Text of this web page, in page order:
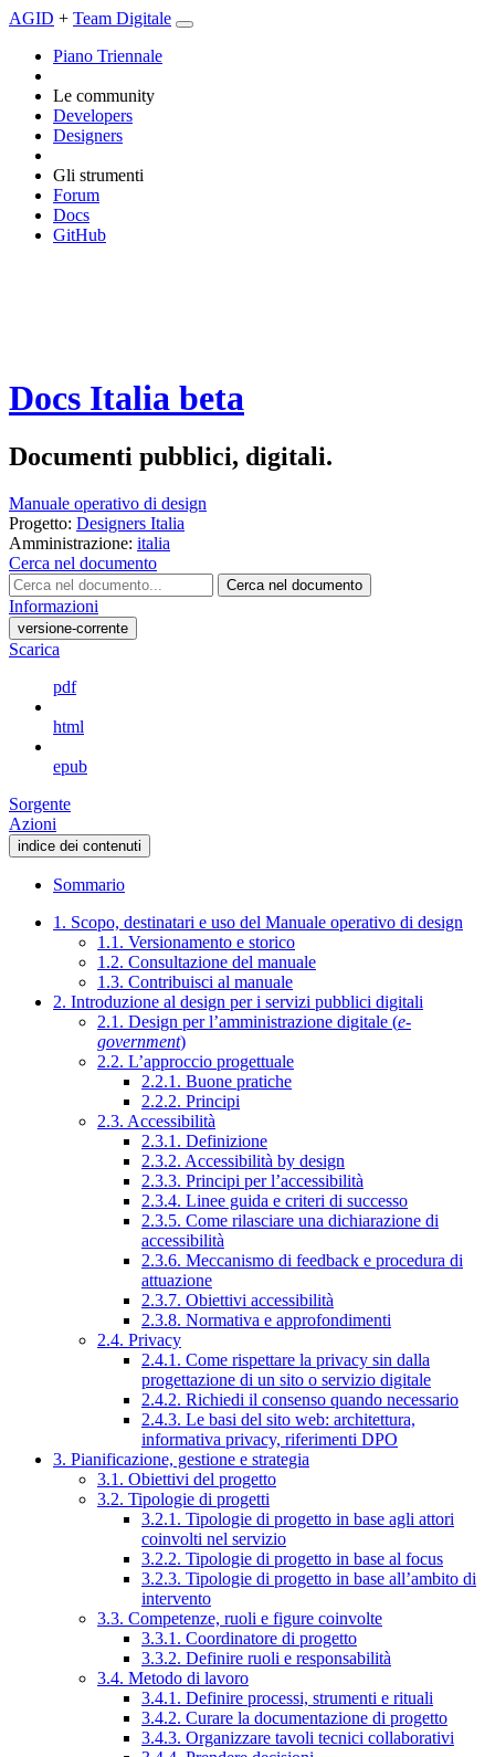
AGID + Team Digitale
Piano Triennale
Le community
Developers
Designers
Gli strumenti
Forum
Docs
GitHub
Docs Italia beta
Documenti pubblici, digitali.
Manuale operativo di design
Progetto: Designers Italia
Amministrazione: italia
Cerca nel documento
Cerca nel documento
Informazioni
versione-corrente
Scarica
pdf
html
epub
Sorgente
Azioni
indice dei contenuti
Sommario
1. Scopo, destinatari e uso del Manuale operativo di design
1.1. Versionamento e storico
1.2. Consultazione del manuale
1.3. Contribuisci al manuale
2. Introduzione al design per i servizi pubblici digitali
2.1. Design per l’amministrazione digitale (e-
government)
2.2. L’approccio progettuale
2.2.1. Buone pratiche
2.2.2. Principi
2.3. Accessibilità
2.3.1. Definizione
2.3.2. Accessibilità by design
2.3.3. Principi per l’accessibilità
2.3.4. Linee guida e criteri di successo
2.3.5. Come rilasciare una dichiarazione di
accessibilità
2.3.6. Meccanismo di feedback e procedura di
attuazione
2.3.7. Obiettivi accessibilità
2.3.8. Normativa e approfondimenti
2.4. Privacy
2.4.1. Come rispettare la privacy sin dalla
progettazione di un sito o servizio digitale
2.4.2. Richiedi il consenso quando necessario
2.4.3. Le basi del sito web: architettura,
informativa privacy, riferimenti DPO
3. Pianificazione, gestione e strategia
3.1. Obiettivi del progetto
3.2. Tipologie di progetti
3.2.1. Tipologie di progetto in base agli attori
coinvolti nel servizio
3.2.2. Tipologie di progetto in base al focus
3.2.3. Tipologie di progetto in base all’ambito di
intervento
3.3. Competenze, ruoli e figure coinvolte
3.3.1. Coordinatore di progetto
3.3.2. Definire ruoli e responsabilità
3.4. Metodo di lavoro
3.4.1. Definire processi, strumenti e rituali
3.4.2. Curare la documentazione di progetto
3.4.3. Organizzare tavoli tecnici collaborativi